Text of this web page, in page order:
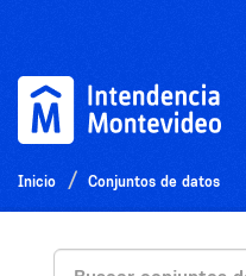
Inicio Conjuntos de datos